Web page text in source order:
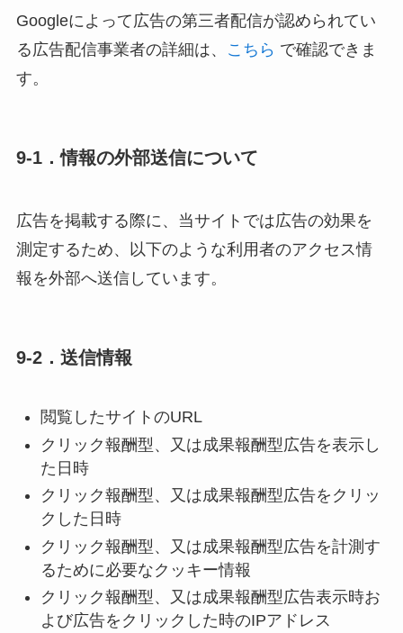
Googleによって広告の第三者配信が認められてい
る広告配信事業者の詳細は、
こちら で確認できま
す。
9-1．情報の外部送信について
広告を掲載する際に、当サイトでは広告の効果を
測定するため、以下のような利用者のアクセス情
報を外部へ送信しています。
9-2．送信情報
閲覧したサイトのURL
クリック報酬型、又は成果報酬型広告を表示し
た日時
クリック報酬型、又は成果報酬型広告をクリッ
クした日時
クリック報酬型、又は成果報酬型広告を計測す
るために必要なクッキー情報
クリック報酬型、又は成果報酬型広告表示時お
よび広告をクリックした時のIPアドレス